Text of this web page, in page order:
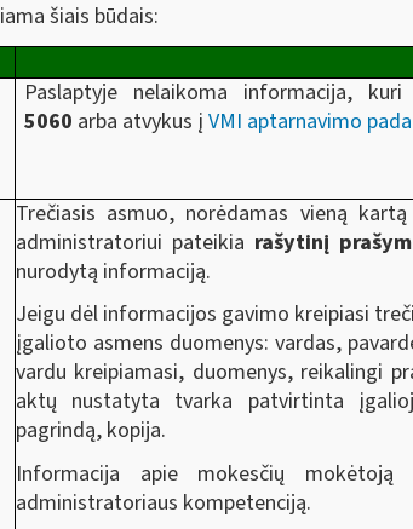
šiais būdais:
Paslaptyje nelaikoma informacija,
5060 arba atvykus įVMI aptarnavimo
Trečiasis asmuo, norėdamas vieną
administratoriui pateikia rašytinį
nurodytą informaciją.
Jeigu dėl informacijos gavimo kreipiasi
įgalioto asmens duomenys: vardas,
vardu kreipiamasi, duomenys, reikalingi
aktų nustatyta tvarka patvirtinta
pagrindą, kopija.
Informacija apie mokesčių
administratoriaus kompetenciją.